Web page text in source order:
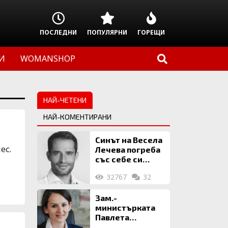
ПОСЛЕДНИ ПОПУЛЯРНИ ГОРЕЩИ
WOMANSHOP
НАЙ-ЧЕТЕНИ
НАЙ-КОМЕНТИРАНИ
Синът на Весела
Лечева погреба
със себе си
млн. евро
32767 32
Зам.-
министърката
Павлета